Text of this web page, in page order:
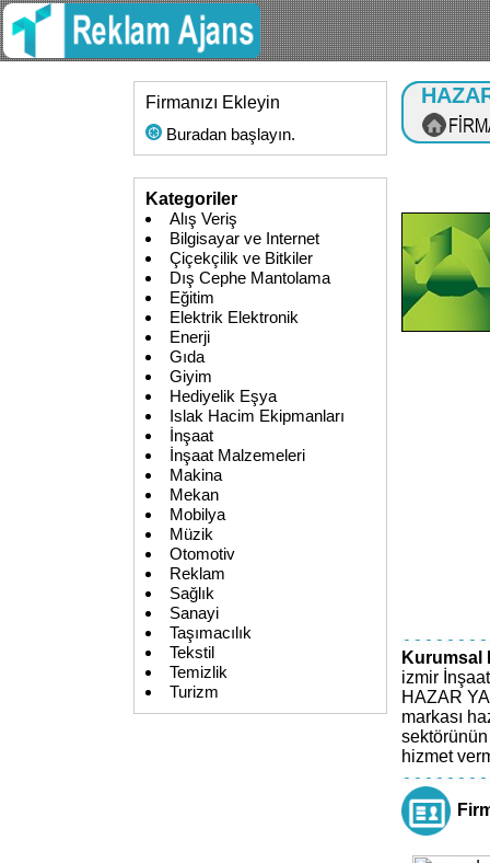
Firmanızı Ekleyin
Buradan başlayın.
Kategoriler
Alış Veriş
Bilgisayar ve Internet
Çiçekçilik ve Bitkiler
Dış Cephe Mantolama
Eğitim
Elektrik Elektronik
Enerji
Gıda
Giyim
Hediyelik Eşya
Islak Hacim Ekipmanları
İnşaat
İnşaat Malzemeleri
Makina
Mekan
Mobilya
Müzik
Otomotiv
Reklam
Sağlık
Sanayi
Taşımacılık
Tekstil
Temizlik
Turizm
Kurumsal
izmir
HAZAR
markası
sektörünün
hizmet